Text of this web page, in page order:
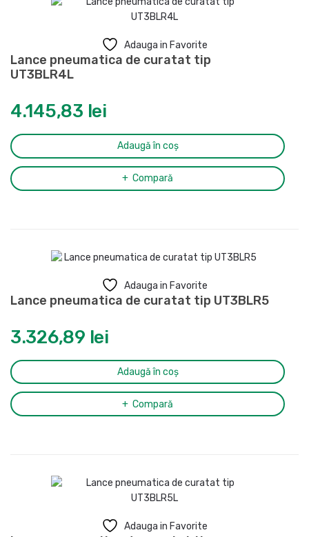
Adauga in Favorite
Lance pneumatica de curatat tip
UT3BLR4L
4.145,83 lei
Adaugă în coș
Compară
Adauga in Favorite
Lance pneumatica de curatat tip UT3BLR5
3.326,89 lei
Adaugă în coș
Compară
Adauga in Favorite